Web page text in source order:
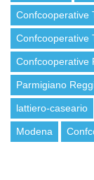
Confcooperative
Confcooperative
Confcooperative
Parmigiano
lattiero-caseario
Modena